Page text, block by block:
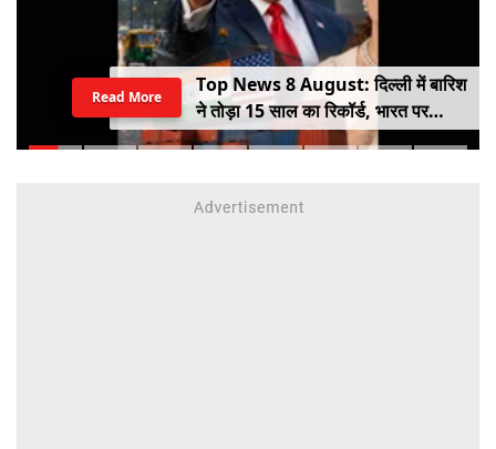
Top News 8 August: दिल्ली में बारिश
ने तोड़ा 15 साल का रिकॉर्ड, भारत पर
100% टैरिफ का खतरा; Gen Z पर कंगना
Read More